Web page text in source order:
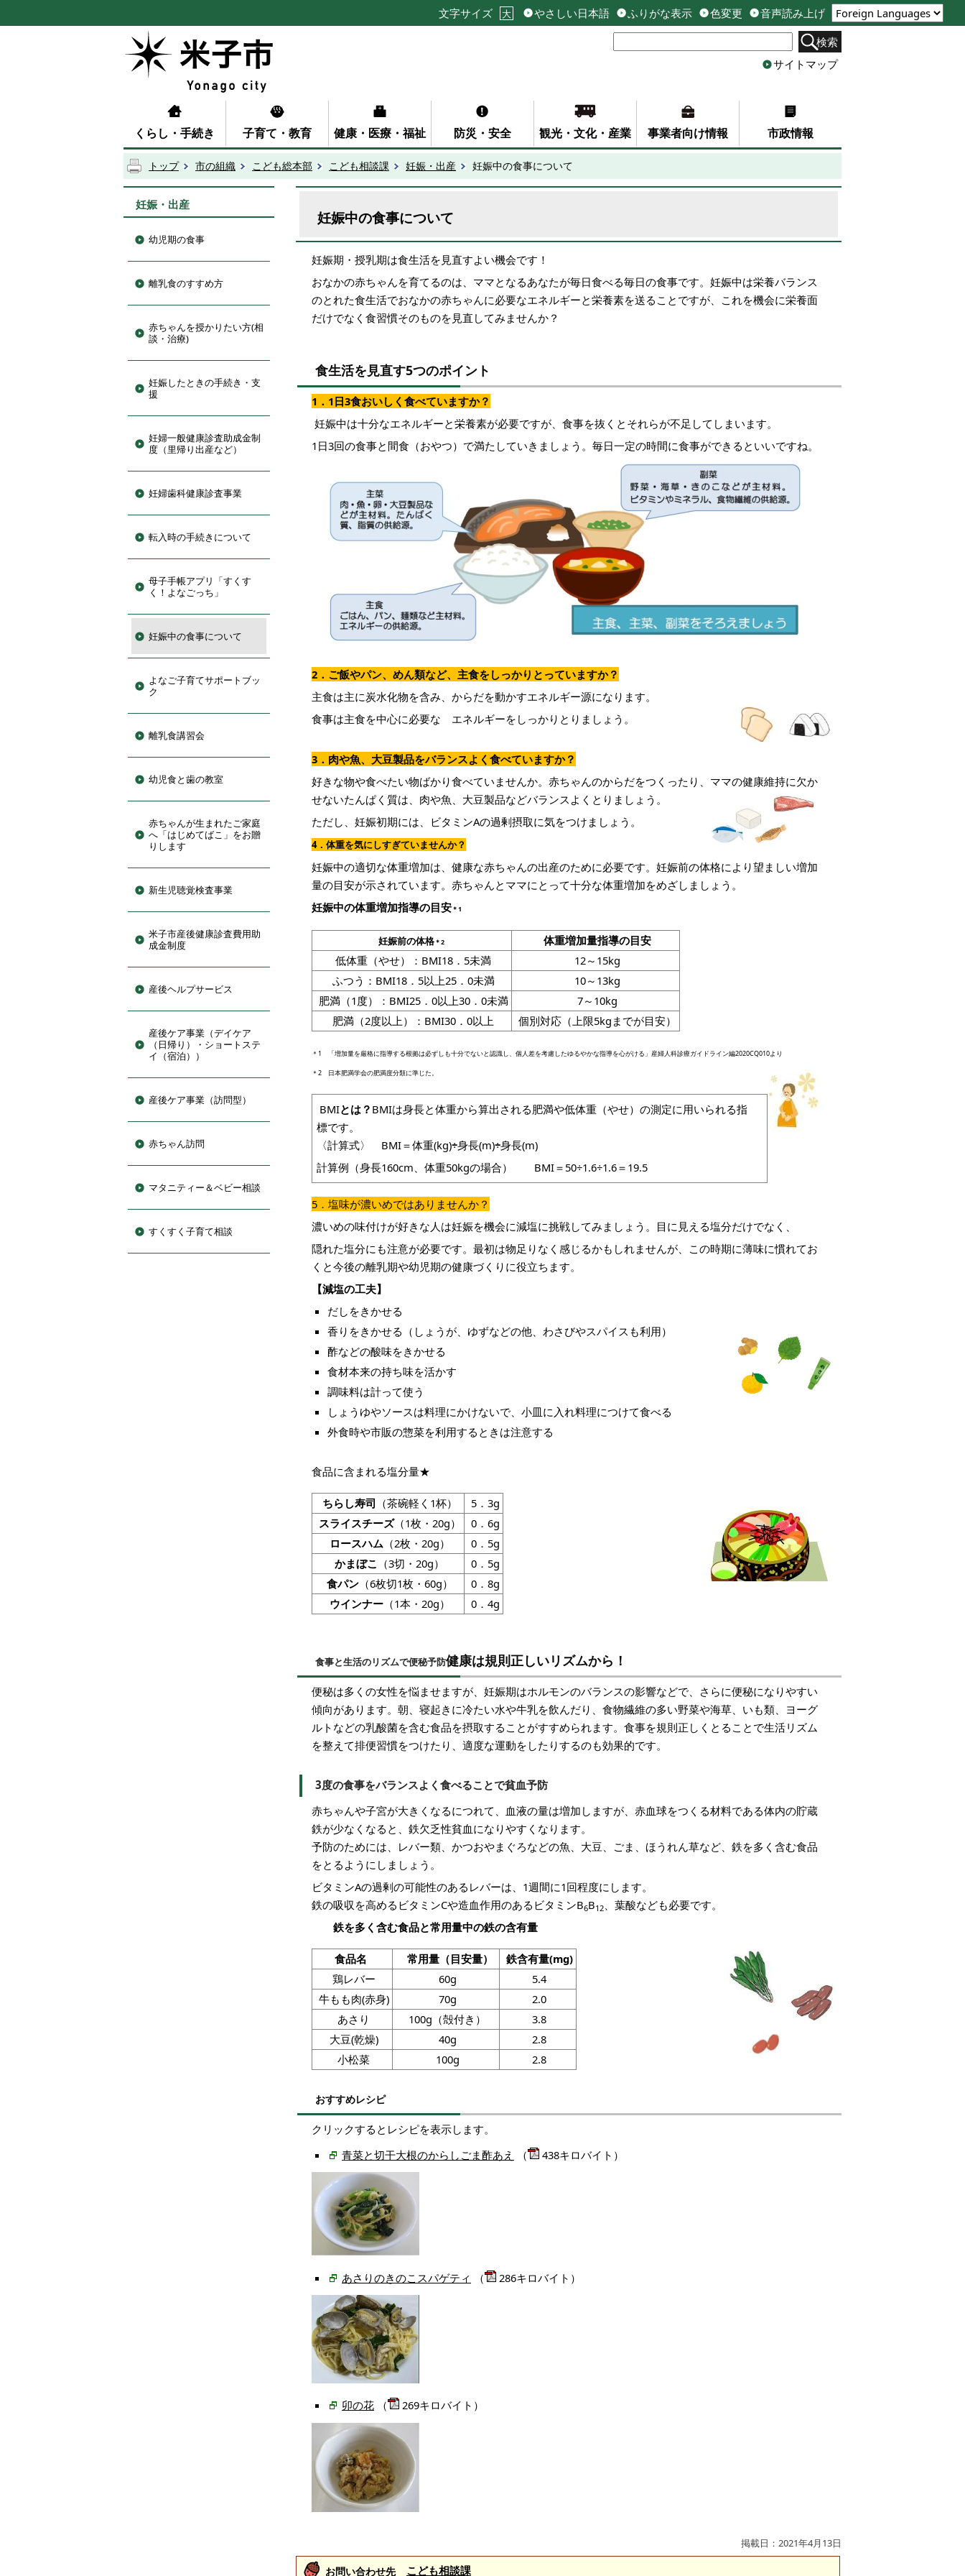
文字サイズ 大 やさしい日本語 ふりがな表示 色変更
音声読み上げ
検索
サイトマップ
くらし・手続き 子育て・教育 健康・医療・福祉 防災・安全 観光・文化・産業 事業者向け情報 市政情報
トップ 市の組織 こども総本部 こども相談課 妊娠・出産 妊娠中の食事について
妊娠・出産
幼児期の食事
離乳食のすすめ方
赤ちゃんを授かりたい方(相
談・治療)
妊娠したときの手続き・支
援
妊婦一般健康診査助成金制
度（里帰り出産など）
妊婦歯科健康診査事業
転入時の手続きについて
母子手帳アプリ「すくす
く！よなごっち」
妊娠中の食事について
よなご子育てサポートブッ
ク
離乳食講習会
幼児食と歯の教室
赤ちゃんが生まれたご家庭
へ「はじめてばこ」をお贈
りします
新生児聴覚検査事業
米子市産後健康診査費用助
成金制度
産後ヘルプサービス
産後ケア事業（デイケア
（日帰り）・ショートステ
イ（宿泊））
産後ケア事業（訪問型）
赤ちゃん訪問
マタニティー＆ベビー相談
すくすく子育て相談
妊娠中の食事について
妊娠期・授乳期は食生活を見直すよい機会です！
おなかの赤ちゃんを育てるのは、ママとなるあなたが毎日食べる毎日の食事です。妊娠中は栄養バランス
のとれた食生活でおなかの赤ちゃんに必要なエネルギーと栄養素を送ることですが、これを機会に栄養面
だけでなく食習慣そのものを見直してみませんか？
食生活を見直す5つのポイント
1．1日3食おいしく食べていますか？
妊娠中は十分なエネルギーと栄養素が必要ですが、食事を抜くとそれらが不足してしまいます。
1日3回の食事と間食（おやつ）で満たしていきましょう。毎日一定の時間に食事ができるといいですね。
2．ご飯やパン、めん類など、主食をしっかりとっていますか？
主食は主に炭水化物を含み、からだを動かすエネルギー源になります。
食事は主食を中心に必要な エネルギーをしっかりとりましょう。
3．肉や魚、大豆製品をバランスよく食べていますか？
好きな物や食べたい物ばかり食べていませんか。赤ちゃんのからだをつくったり、 ママの健康維持に欠か
せないたんぱく質は、肉や魚、大豆製品などバランスよくとりましょう。
ただし、妊娠初期には、ビタミンAの過剰摂取に気をつけましょう。
4．体重を気にしすぎていませんか？
妊娠中の適切な体重増加は、健康な赤ちゃんの出産のために必要です。妊娠前の体格により望ましい増加
量の目安が示されています。赤ちゃんとママにとって十分な体重増加をめざしましょう。
妊娠中の体重増加指導の目安＊1
妊娠前の体格＊2
体重増加量指導の目安
低体重（やせ）：BMI18．5未満
12～15kg
ふつう：BMI18．5以上25．0未満
10～13kg
肥満（1度）：BMI25．0以上30．0未満
7～10kg
肥満（2度以上）：BMI30．0以上
個別対応（上限5kgまでが目安）
＊1 「増加量を厳格に指導する根拠は必ずしも十分でないと認識し、個人差を考慮したゆるやかな指導を心がける」産婦人科診療ガイドライン編2020CQ010より
＊2 日本肥満学会の肥満度分類に準じた。
BMIとは？ BMIは身長と体重から算出される肥満や低体重（やせ）の測定に用いられる指
標です。
〈計算式〉 BMI＝体重(kg)÷身長(m)÷身長(m)
計算例（身長160cm、体重50kgの場合） BMI＝50÷1.6÷1.6＝19.5
5．塩味が濃いめではありませんか？
濃いめの味付けが好きな人は妊娠を機会に減塩に挑戦してみましょう。目に見える塩分だけでなく、
隠れた塩分にも注意が必要です。最初は物足りなく感じるかもしれませんが、この時期に薄味に慣れてお
くと今後の離乳期や幼児期の健康づくりに役立ちます。
【減塩の工夫】
だしをきかせる
香りをきかせる（しょうが、ゆずなどの他、わさびやスパイスも利用）
酢などの酸味をきかせる
食材本来の持ち味を活かす
調味料は計って使う
しょうゆやソースは料理にかけないで、小皿に入れ料理につけて食べる
外食時や市販の惣菜を利用するときは注意する
食品に含まれる塩分量★
ちらし寿司 （茶碗軽く1杯）
5．3g
スライスチーズ（1枚・20g）
0．6g
ロースハム （2枚・20g）
0．5g
かまぼこ （3切・20g）
0．5g
食パン（6枚切1枚・60g）
0．8g
ウインナー（1本・20g） 0．4g
食事と生活のリズムで便秘予防健康は規則正しいリズムから！
便秘は多くの女性を悩ませますが、妊娠期はホルモンのバランスの影響などで、さらに便秘になりやすい
傾向があります。朝、寝起きに冷たい水や牛乳を飲んだり、食物繊維の多い野菜や海草、いも類、ヨーグ
ルトなどの乳酸菌を含む食品を摂取することがすすめられます。食事を規則正しくとることで生活リズム
を整えて排便習慣をつけたり、適度な運動をしたりするのも効果的です。
3度の食事をバランスよく食べることで貧血予防
赤ちゃんや子宮が大きくなるにつれて、血液の量は増加しますが、赤血球をつくる材料である体内の貯蔵
鉄が少なくなると、鉄欠乏性貧血になりやすくなります。
予防のためには、レバー類、かつおやまぐろなどの魚、大豆、ごま、ほうれん草など、鉄を多く含む食品
をとるようにしましょう。
ビタミンAの過剰の可能性のあるレバーは、1週間に1回程度にします。
鉄の吸収を高めるビタミンCや造血作用のあるビタミンB6B12、葉酸なども必要です。
鉄を多く含む食品と常用量中の鉄の含有量
食品名 常用量（目安量）
鉄含有量(mg)
鶏レバー
60g
5.4
牛もも肉(赤身)
70g
2.0
あさり
100g（殻付き）
3.8
大豆(乾燥)
40g
2.8
小松菜
100g 2.8
おすすめレシピ
クリックするとレシピを表示します。
青菜と切干大根のからしごま酢あえ
（ 438キロバイト）
あさりのきのこスパゲティ （ 286キロバイト）
卯の花 （ 269キロバイト）
掲載日：2021年4月13日
お問い合わせ先 こども相談課